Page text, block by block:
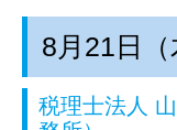
8月21日（
税理士法人